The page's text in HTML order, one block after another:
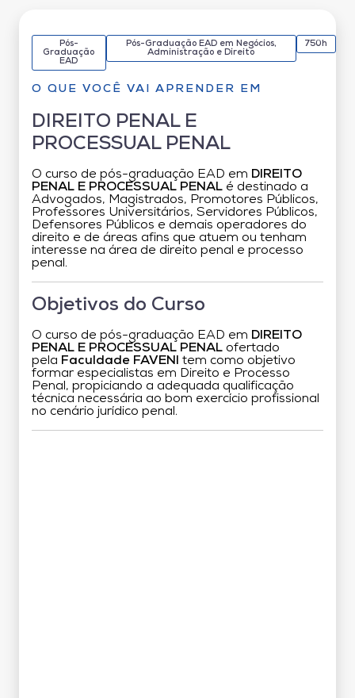
Pós-
Graduação
EAD
Pós-Graduação EAD em Negócios,
Administração e Direito
750h
O QUE VOCÊ VAI APRENDER EM
DIREITO PENAL E
PROCESSUAL PENAL
O curso de pós-graduação EAD em DIREITO
PENAL E PROCESSUAL PENAL é destinado a
Advogados, Magistrados, Promotores Públicos,
Professores Universitários, Servidores Públicos,
Defensores Públicos e demais operadores do
direito e de áreas afins que atuem ou tenham
interesse na área de direito penal e processo
penal.
Objetivos do Curso
O curso de pós-graduação EAD em DIREITO
PENAL E PROCESSUAL PENAL ofertado
pela Faculdade FAVENI
tem como objetivo
formar especialistas em Direito e Processo
Penal, propiciando a adequada qualificação
técnica necessária ao bom exercício profissional
no cenário jurídico penal.